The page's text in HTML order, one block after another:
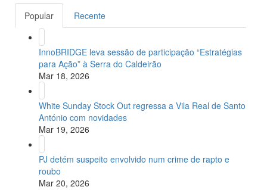
Popular Recente
InnoBRIDGE leva sessão de participação “Estratégias
para Ação” à Serra do Caldeirão
Mar 18, 2026
White Sunday Stock Out regressa a Vila Real de Santo
António com novidades
Mar 19, 2026
PJ detém suspeito envolvido num crime de rapto e
roubo
Mar 20, 2026